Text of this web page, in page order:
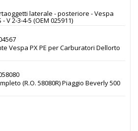
laterale - posteriore - Vespa
- V 2-3-4-5 (OEM 025911)
Vespa PX PE per Carburatori Dellorto
(R.O. 58080R) Piaggio Beverly 500